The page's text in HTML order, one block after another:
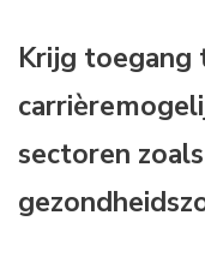
Krijg toegang
sectoren